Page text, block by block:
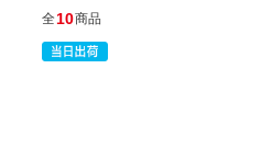
全10商品